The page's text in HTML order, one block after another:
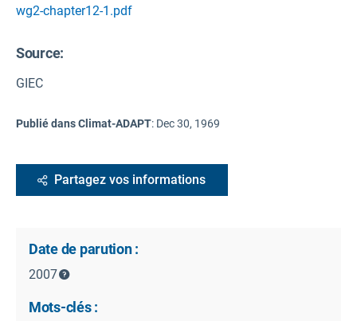
wg2-chapter12-1.pdf
Source:
GIEC
Publié dans Climat-ADAPT: Dec 30, 1969
Partagez vos informations
Date de parution :
2007
Mots-clés :